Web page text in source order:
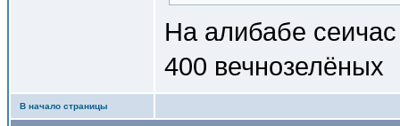
На алибабе
400 вечнозелёных
В начало страницы